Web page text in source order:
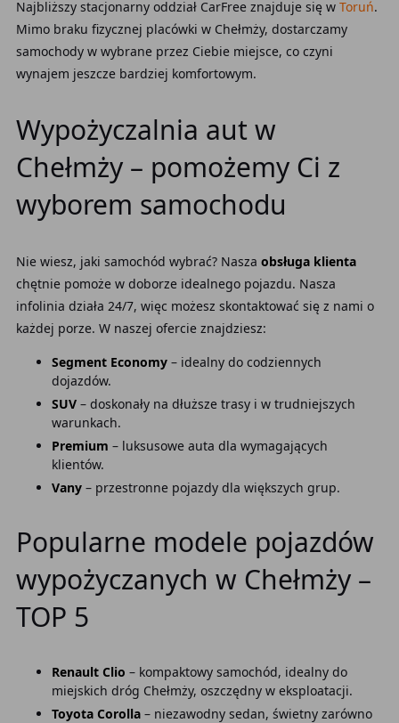
Najbliższy stacjonarny oddział CarFree znajduje się w Toruń.
Mimo braku fizycznej placówki w Chełmży, dostarczamy
samochody w wybrane przez Ciebie miejsce, co czyni
wynajem jeszcze bardziej komfortowym.
Wypożyczalnia aut w
Chełmży – pomożemy Ci z
wyborem samochodu
Nie wiesz, jaki samochód wybrać? Nasza obsługa klienta
chętnie pomoże w doborze idealnego pojazdu. Nasza
infolinia działa 24/7, więc możesz skontaktować się z nami o
każdej porze. W naszej ofercie znajdziesz:
Segment Economy– idealny do codziennych
dojazdów.
SUV– doskonały na dłuższe trasy i w trudniejszych
warunkach.
Premium – luksusowe auta dla wymagających
klientów.
Vany– przestronne pojazdy dla większych grup.
Popularne modele pojazdów
wypożyczanych w Chełmży –
TOP 5
Renault Clio – kompaktowy samochód, idealny do
miejskich dróg Chełmży, oszczędny w eksploatacji.
Toyota Corolla– niezawodny sedan, świetny zarówno